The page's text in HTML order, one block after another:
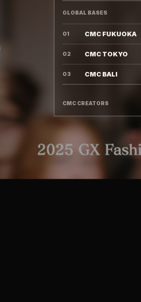
GLOBAL BASES
01 CMC FUKUOKA
02 CMC TOKYO
03 CMC BALI
CMC CREATORS